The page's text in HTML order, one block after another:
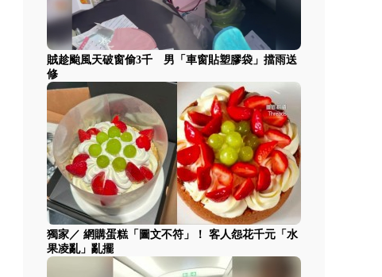
賊趁颱風天破窗偷3千 男「車窗貼塑膠袋」擋雨送
修
獨家／ 網購蛋糕「圖文不符」！ 客人怨花千元「水
果凌亂」亂擺